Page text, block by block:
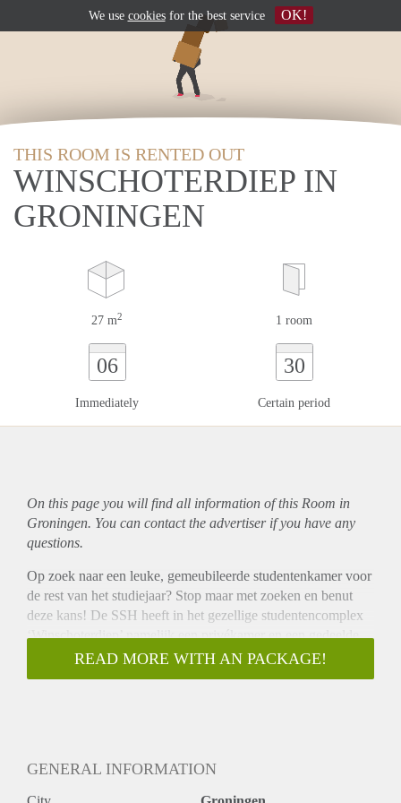
THIS ROOM IS RENTED OUT
WINSCHOTERDIEP IN
GRONINGEN
27 m2 1 room
06
Immediately
30
Certain period
On this page you will find all information of this Room in
Groningen. You can contact the advertiser if you have any
questions.
Op zoek naar een leuke, gemeubileerde studentenkamer voor
de rest van het studiejaar? Stop maar met zoeken en benut
deze kans! De SSH heeft in het gezellige studentencomplex
‘Winschoterdiep’ namelijk een privékamer en een gedeelde
kamer beschikbaar
Winschoterdiep ligt in de populaire studentenwijk
ruimte waar bewoners vaak samenkomen.
Facts privékamer
READ MORE WITH AN PACKAGE!
GENERAL INFORMATION
We use cookiesfor the best service OK!